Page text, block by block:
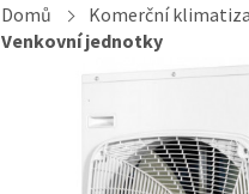
Domů
Komerční
Venkovní jednotky